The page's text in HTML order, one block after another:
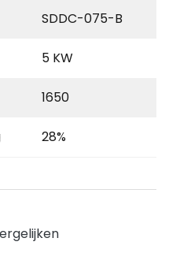
SDDC-075-B
5 KW
1650
28%